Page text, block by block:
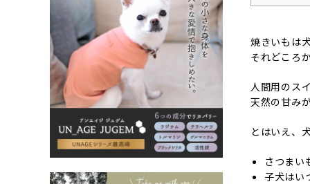
焼きいもは
それどころ
人間用のス
天然の甘み
とはいえ、
さつまい
子犬はい